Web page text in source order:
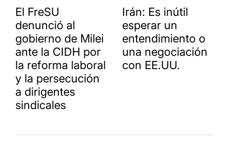
El FreSU
denunció al
gobierno de Milei
ante la CIDH por
la reforma laboral
y la persecución
a dirigentes
sindicales
Irán: Es inútil
esperar un
entendimiento o
una negociación
con EE.UU.